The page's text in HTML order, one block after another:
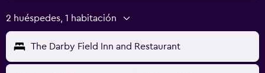
2 huéspedes, 1 habitación
The Darby Field Inn and Restaurant